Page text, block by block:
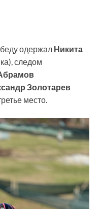
одержал Никита
следом
Золотарев
место.